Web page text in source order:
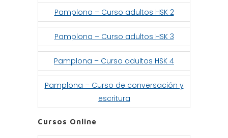
Pamplona – Curso adultos HSK 2
Pamplona – Curso adultos HSK 3
Pamplona – Curso adultos HSK 4
Pamplona – Curso de conversación y
escritura
Cursos Online